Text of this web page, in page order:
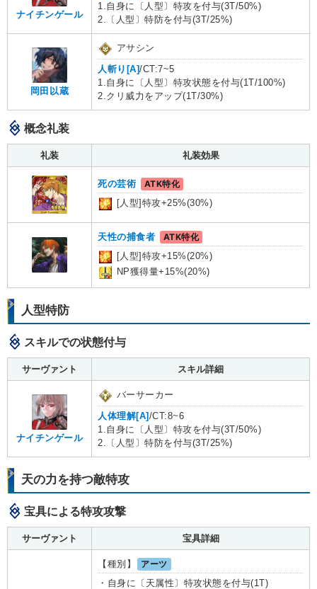
ナイチンゲール
1.自身に〔人型〕特攻を付与(3T/50%)
2.〔人型〕特防を付与(3T/25%)
岡田以蔵
アサシン
人斬り[A]/CT:7~5
1.自身に〔人型〕特攻状態を付与(1T/100%)
2.クリ威力をアップ(1T/30%)
概念礼装
礼装 礼装効果
死の芸術
ATK特化
[人型]特攻+25%(30%)
天性の捕食者
ATK特化
[人型]特攻+15%(20%)
NP獲得量+15%(20%)
人型特防
スキルでの状態付与
サーヴァント スキル詳細
ナイチンゲール
バーサーカー
人体理解[A] /CT:8~6
1.自身に〔人型〕特攻を付与(3T/50%)
2.〔人型〕特防を付与(3T/25%)
天の力を持つ敵特攻
宝具による特攻攻撃
サーヴァント 宝具詳細
【種別】
アーツ
・自身に〔天属性〕特攻状態を付与(1T)